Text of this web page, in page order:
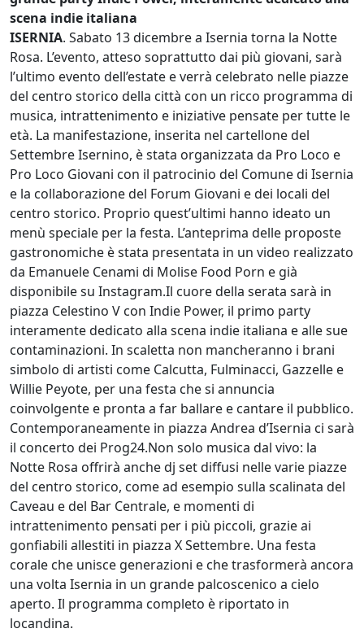
scena indie italiana
ISERNIA. Sabato 13 dicembre a Isernia torna la Notte
Rosa. L’evento, atteso soprattutto dai più giovani, sarà
l’ultimo evento dell’estate e verrà celebrato nelle piazze
del centro storico della città con un ricco programma di
musica, intrattenimento e iniziative pensate per tutte le
età. La manifestazione, inserita nel cartellone del
Settembre Isernino, è stata organizzata da Pro Loco e
Pro Loco Giovani con il patrocinio del Comune di Isernia
e la collaborazione del Forum Giovani e dei locali del
centro storico. Proprio quest’ultimi hanno ideato un
menù speciale per la festa. L’anteprima delle proposte
gastronomiche è stata presentata in un video realizzato
da Emanuele Cenami di Molise Food Porn e già
disponibile su Instagram.Il cuore della serata sarà in
piazza Celestino V con Indie Power, il primo party
interamente dedicato alla scena indie italiana e alle sue
contaminazioni. In scaletta non mancheranno i brani
simbolo di artisti come Calcutta, Fulminacci, Gazzelle e
Willie Peyote, per una festa che si annuncia
coinvolgente e pronta a far ballare e cantare il pubblico.
Contemporaneamente in piazza Andrea d’Isernia ci sarà
il concerto dei Prog24.Non solo musica dal vivo: la
Notte Rosa offrirà anche dj set diffusi nelle varie piazze
del centro storico, come ad esempio sulla scalinata del
Caveau e del Bar Centrale, e momenti di
intrattenimento pensati per i più piccoli, grazie ai
gonfiabili allestiti in piazza X Settembre. Una festa
corale che unisce generazioni e che trasformerà ancora
una volta Isernia in un grande palcoscenico a cielo
aperto. Il programma completo è riportato in
locandina.